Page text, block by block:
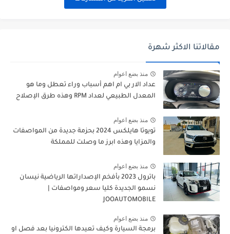
مقالاتنا الاكثر شهرة
منذ بضع اعوام
عداد الار بي ام اهم أسباب وراء تعطل وما هو
المعدل الطبيعي لعداد RPM وهذه طرق الإصلاح
منذ بضع اعوام
تويوتا هايلكس 2024 بحزمة جديدة من المواصفات
والمزايا وهذه ابرز ما وصلت للمملكة
منذ بضع اعوام
باترول 2023 بأفخم الإصداراتها الرياضية نيسان
نسمو الجديدة كليا سعر ومواصفات |
JOOAUTOMOBILE
منذ بضع اعوام
برمجة السيارة وكيف تعيدها الكترونيا بعد فصل او